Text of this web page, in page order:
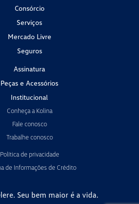
Consórcio
Serviços
Mercado Livre
Seguros
Assinatura
Peças e Acessórios
Institucional
Conheça a Kolina
Fale conosco
Trabalhe conosco
Política de privacidade
de Informações de Crédito
Seu bem maior é a vida.